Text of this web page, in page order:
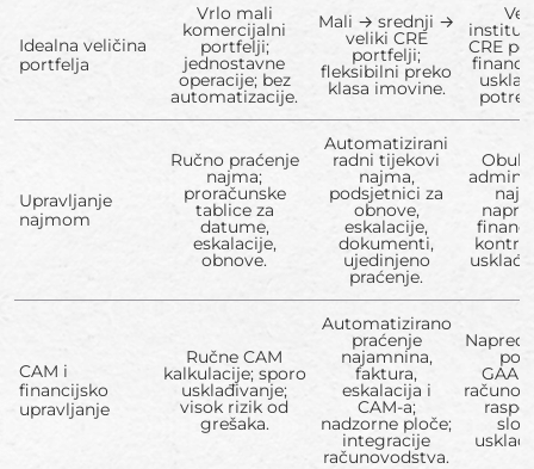
Idealna veličina
portfelja
Vrlo mali
komercijalni
portfelji;
jednostavne
operacije; bez
automatizacije.
Mali → srednji →
veliki CRE
portfelji;
fleksibilni preko
klasa imovine.
CRE
Upravljanje
najmom
Ručno praćenje
najma;
proračunske
tablice za
datume,
eskalacije,
obnove.
Automatizirani
radni tijekovi
najma,
podsjetnici za
obnove,
eskalacije,
dokumenti,
ujedinjeno
praćenje.
CAM i
financijsko
upravljanje
Ručne CAM
kalkulacije; sporo
usklađivanje;
visok rizik od
grešaka.
Automatizirano
praćenje
najamnina,
faktura,
eskalacija i
CAM-a;
nadzorne ploče;
integracije
računovodstva.